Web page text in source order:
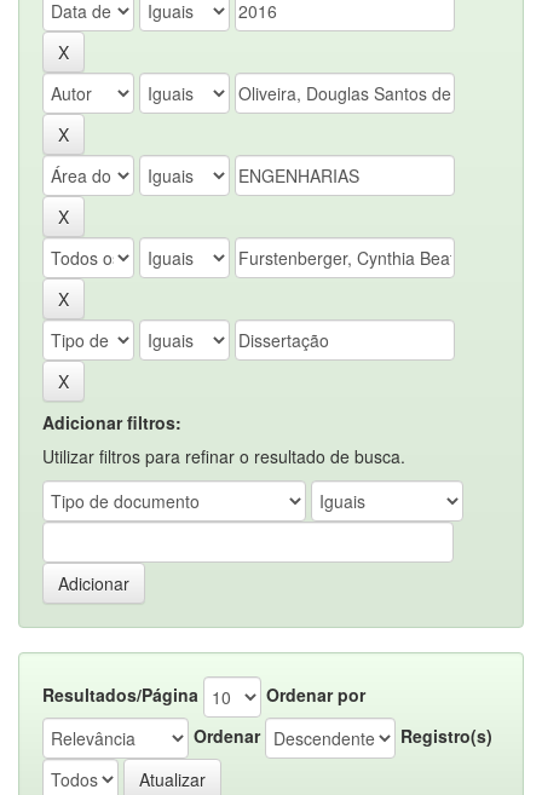
Adicionar filtros:
Utilizar filtros para refinar o resultado de busca.
Resultados/Página
Ordenar por
Ordenar
Registro(s)